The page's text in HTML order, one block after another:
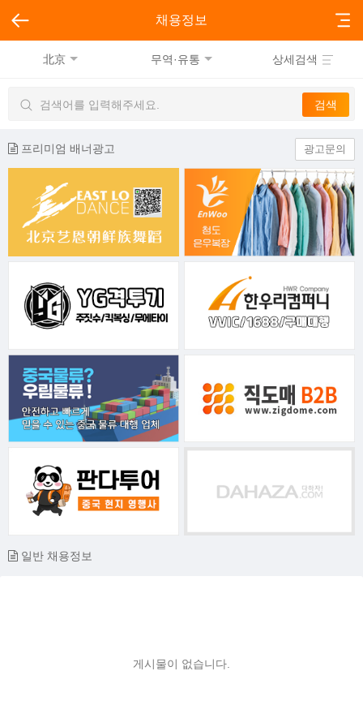
채용정보
北京 무역·유통 상세검색
프리미엄 배너광고 광고문의
일반 채용정보
게시물이 없습니다.